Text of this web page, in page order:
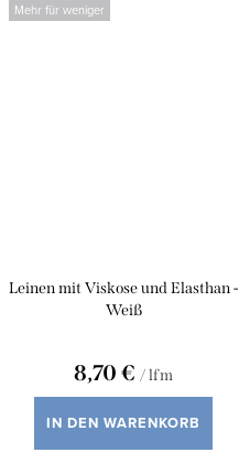
Mehr für weniger
Leinen mit Viskose und Elasthan -
Weiß
8,70 € / lfm
IN DEN WARENKORB